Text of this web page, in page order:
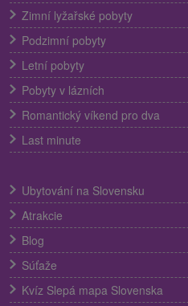
Zimní lyžařské pobyty
Podzimní pobyty
Letní pobyty
Pobyty v lázních
Romantický víkend pro dva
Last minute
Ubytování na Slovensku
Atrakcie
Blog
Súťaže
Kvíz Slepá mapa Slovenska